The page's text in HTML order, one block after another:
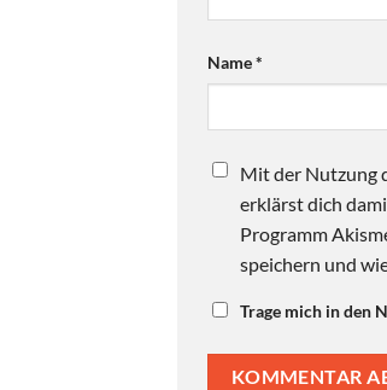
Name*
Mit der Nutzung
erklärst dich
Programm
speichern und
Trage mich in den